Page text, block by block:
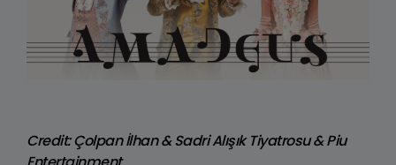
Credit: Çolpan İlhan & Sadri Alışık Tiyatrosu & Piu